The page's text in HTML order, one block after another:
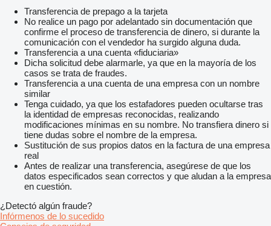
Transferencia de prepago a la tarjeta
No realice un pago por adelantado sin documentación que
confirme el proceso de transferencia de dinero, si durante la
comunicación con el vendedor ha surgido alguna duda.
Transferencia a una cuenta «fiduciaria»
Dicha solicitud debe alarmarle, ya que en la mayoría de los
casos se trata de fraudes.
Transferencia a una cuenta de una empresa con un nombre
similar
Tenga cuidado, ya que los estafadores pueden ocultarse tras
la identidad de empresas reconocidas, realizando
modificaciones mínimas en su nombre. No transfiera dinero si
tiene dudas sobre el nombre de la empresa.
Sustitución de sus propios datos en la factura de una empresa
real
Antes de realizar una transferencia, asegúrese de que los
datos especificados sean correctos y que aludan a la empresa
en cuestión.
¿Detectó algún fraude?
Infórmenos de lo sucedido